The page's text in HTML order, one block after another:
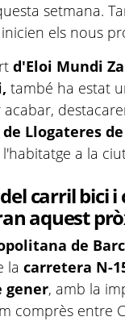
setmana.
els nous
d'Eloi Mundi
també ha estat
acabar,
Llogateres
a la
carril bici
aquest
de
lacarretera N-
gener, amb la
comprès entre